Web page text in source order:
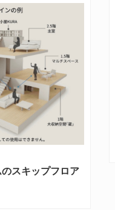
のスキップフロア